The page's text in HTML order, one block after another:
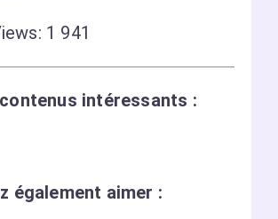
1 941
intéressants :
également aimer :